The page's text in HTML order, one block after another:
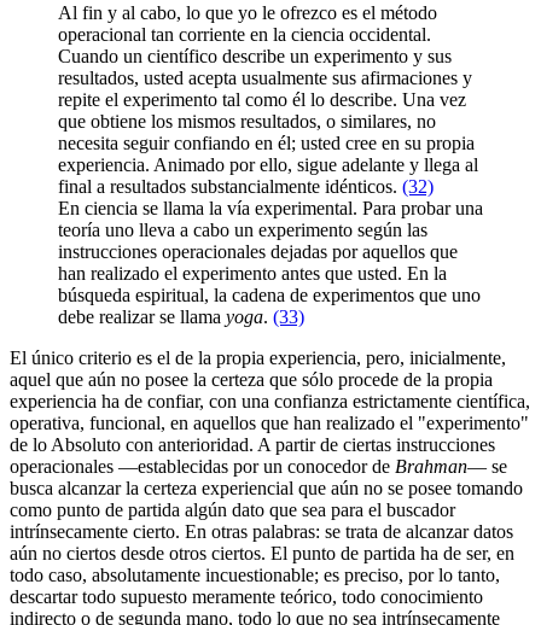
Al fin y al cabo, lo que yo le ofrezco es el método
operacional tan corriente en la ciencia occidental.
Cuando un científico describe un experimento y sus
resultados, usted acepta usualmente sus afirmaciones y
repite el experimento tal como él lo describe. Una vez
que obtiene los mismos resultados, o similares, no
necesita seguir confiando en él; usted cree en su propia
experiencia. Animado por ello, sigue adelante y llega al
final a resultados substancialmente idénticos. (32)
En ciencia se llama la vía experimental. Para probar una
teoría uno lleva a cabo un experimento según las
instrucciones operacionales dejadas por aquellos que
han realizado el experimento antes que usted. En la
búsqueda espiritual, la cadena de experimentos que uno
debe realizar se llama yoga. (33)
El único criterio es el de la propia experiencia, pero, inicialmente,
aquel que aún no posee la certeza que sólo procede de la propia
experiencia ha de confiar, con una confianza estrictamente científica,
operativa, funcional, en aquellos que han realizado el "experimento"
de lo Absoluto con anterioridad. A partir de ciertas instrucciones
operacionales ―establecidas por un conocedor de Brahman― se
busca alcanzar la certeza experiencial que aún no se posee tomando
como punto de partida algún dato que sea para el buscador
intrínsecamente cierto. En otras palabras: se trata de alcanzar datos
aún no ciertos desde otros ciertos. El punto de partida ha de ser, en
todo caso, absolutamente incuestionable; es preciso, por lo tanto,
descartar todo supuesto meramente teórico, todo conocimiento
indirecto o de segunda mano, todo lo que no sea intrínsecamente